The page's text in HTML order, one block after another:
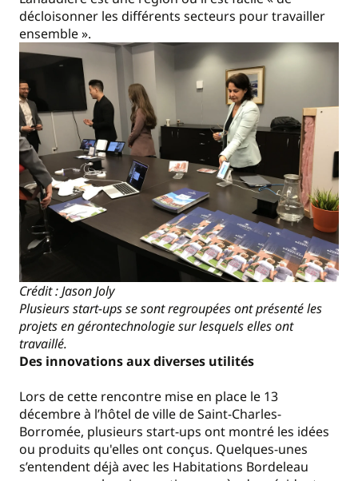
décloisonner les différents secteurs pour travailler
ensemble ».
Crédit : Jason Joly
Plusieurs start-ups se sont regroupées ont présenté les
projets en gérontechnologie sur lesquels elles ont
travaillé.
Des innovations aux diverses utilités
Lors de cette rencontre mise en place le 13
décembre à l’hôtel de ville de Saint-Charles-
Borromée, plusieurs start-ups ont montré les idées
ou produits qu'elles ont conçus. Quelques-unes
s’entendent déjà avec les Habitations Bordeleau